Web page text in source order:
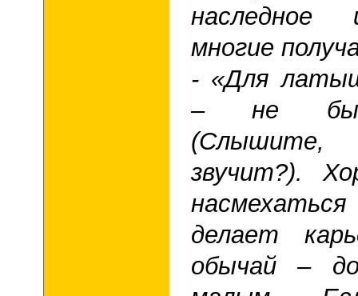
многие
- «Для
– не
звучит?).
делает
обычай –